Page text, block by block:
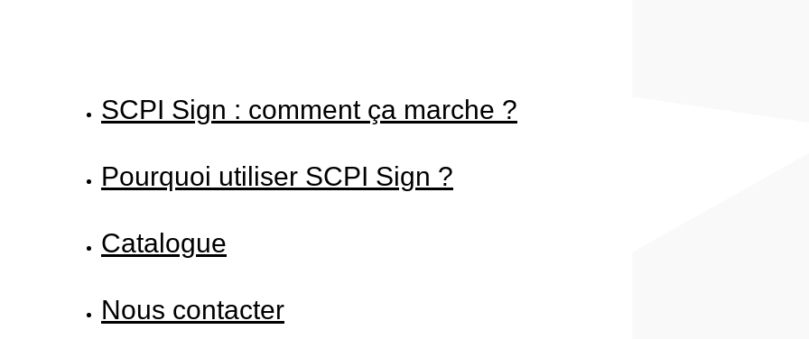
SCPI Sign : comment ça marche ?
Pourquoi utiliser SCPI Sign ?
Catalogue
Nous contacter